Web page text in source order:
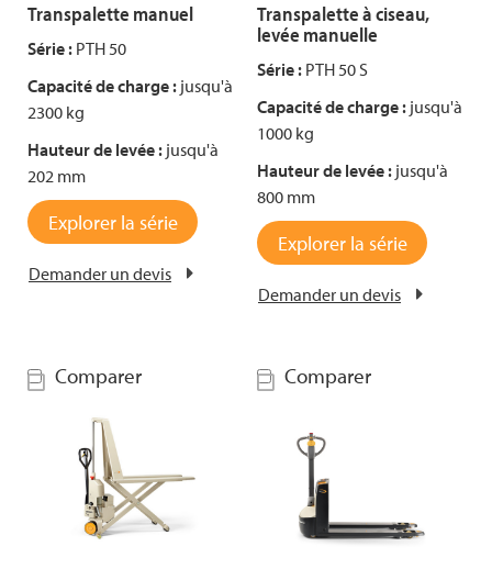
Transpalette manuel
Série : PTH 50
Capacité de charge : jusqu'à
2300 kg
Hauteur de levée : jusqu'à
202 mm
Explorer la série
Demander un devis
Transpalette à ciseau,
levée manuelle
Série : PTH 50 S
Capacité de charge : jusqu'à
1000 kg
Hauteur de levée : jusqu'à
800 mm
Explorer la série
Demander un devis
Comparer Comparer